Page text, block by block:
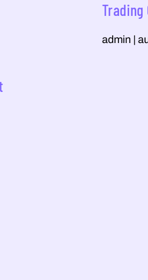
Trading
admin